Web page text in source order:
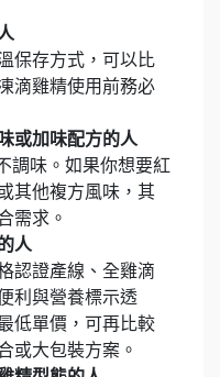
保存方式，可以比
滴雞精使用前務必
或加味配方的人
調味。如果你想要紅
其他複方風味，其
需求。
人
認證產線、全雞滴
利與營養標示透
低單價，可再比較
或大包裝方案。